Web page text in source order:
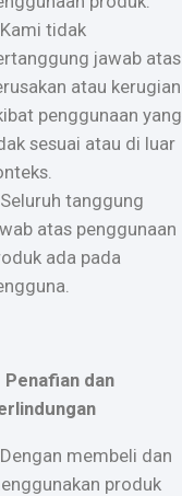
tidak
jawab atas
atau kerugian
penggunaan yang
sesuai atau di luar
tanggung
atas penggunaan
ada pada
Penafian dan
membeli dan
produk